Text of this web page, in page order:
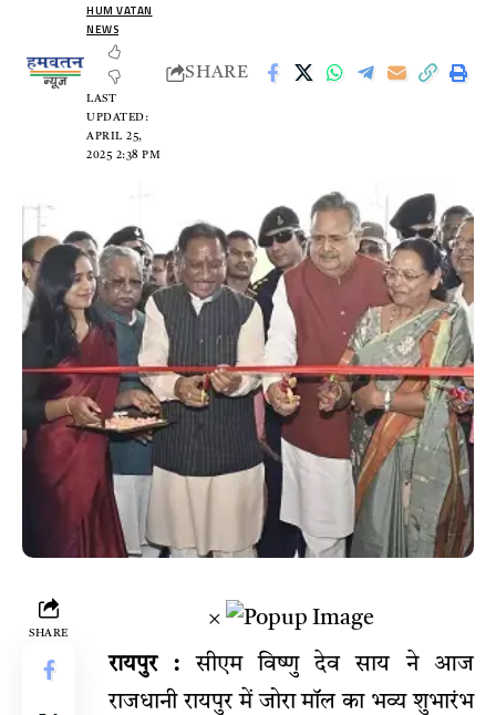
LAST
UPDATED:
APRIL 25,
2025 2:38 PM
HUM VATAN
NEWS
SHARE
SHARE
×
रायपुर : सीएम विष्णु देव साय ने आज
राजधानी रायपुर में जोरा मॉल का भव्य शुभारंभ